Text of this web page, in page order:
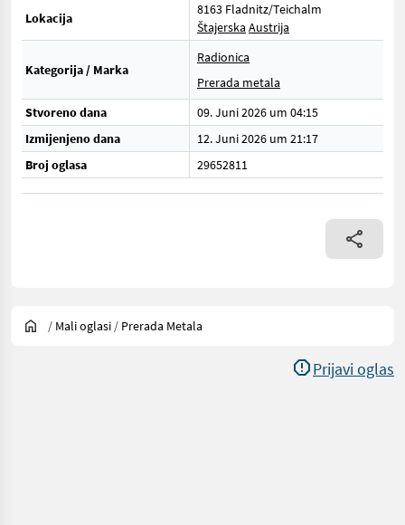
Lokacija
8163 Fladnitz/Teichalm
Štajerska Austrija
Kategorija / Marka
Radionica
Prerada metala
Stvoreno dana
09. Juni 2026 um 04:15
Izmijenjeno dana
12. Juni 2026 um 21:17
Broj oglasa
29652811
/ Mali oglasi / Prerada Metala
Prijavi oglas